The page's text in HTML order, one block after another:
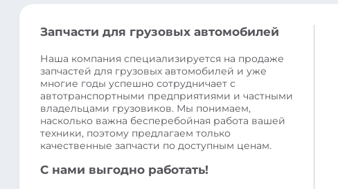
Запчасти для грузовых автомобилей
Наша компания специализируется на продаже
запчастей для грузовых автомобилей и уже
многие годы успешно сотрудничает с
автотранспортными предприятиями и частными
владельцами грузовиков. Мы понимаем,
насколько важна бесперебойная работа вашей
техники, поэтому предлагаем только
качественные запчасти по доступным ценам.
С нами выгодно работать!